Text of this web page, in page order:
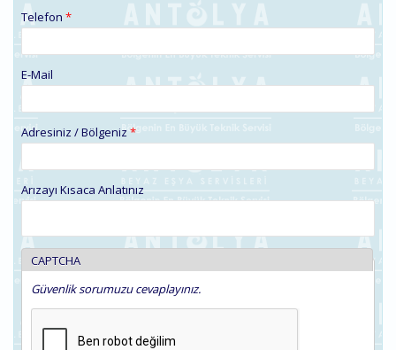
Telefon*
E-Mail
Adresiniz / Bölgeniz*
Arızayı Kısaca Anlatınız
CAPTCHA
Güvenlik sorumuzu cevaplayınız.